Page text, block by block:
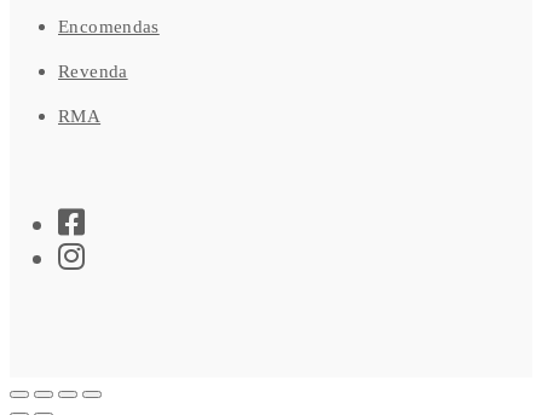
Encomendas
Revenda
RMA